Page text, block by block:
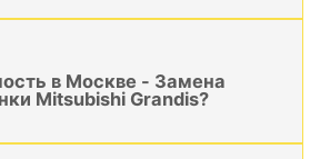
в Москве - Замена
Mitsubishi Grandis?